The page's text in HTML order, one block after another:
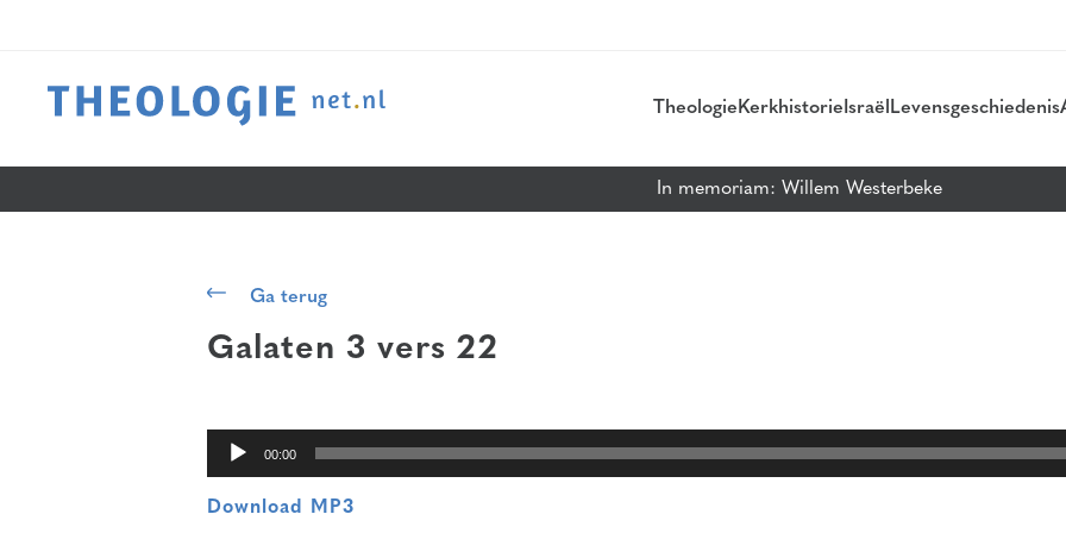
Theologie Kerkhistorie Israël Levensgeschiedenis
In memoriam: Willem Westerbeke
Ga terug
Galaten 3 vers 22
00:00
Download MP3